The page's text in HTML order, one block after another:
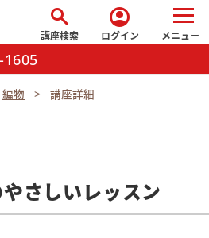
search
講座検索
account_circle
ログイン メニュー
1605
編物 講座詳細
さしいレッスン